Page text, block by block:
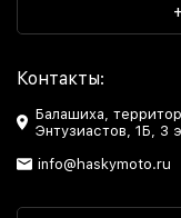
Контакты:
Балашиха,
Энтузиастов, 1Б, 3
info@haskymoto.ru